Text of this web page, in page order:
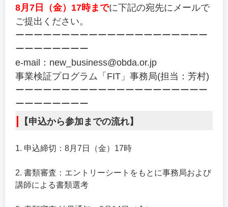
8月7日（金）17時までに下記の宛先にメールで
ご提出ください。
ーーーーーーーーーーーーーーーーーーーーー
ーーーーーーーー
e-mail：new_business@obda.or.jp
事業検証プログラム「FIT」事務局(担当：芳村)
ーーーーーーーーーーーーーーーーーーーーー
ーーーーーーーー
| 【申込から参加までの流れ】
1. 申込締切：8月7日（金）17時
2. 書類審査：エントリーシートをもとに事務局および
講師による書類選考